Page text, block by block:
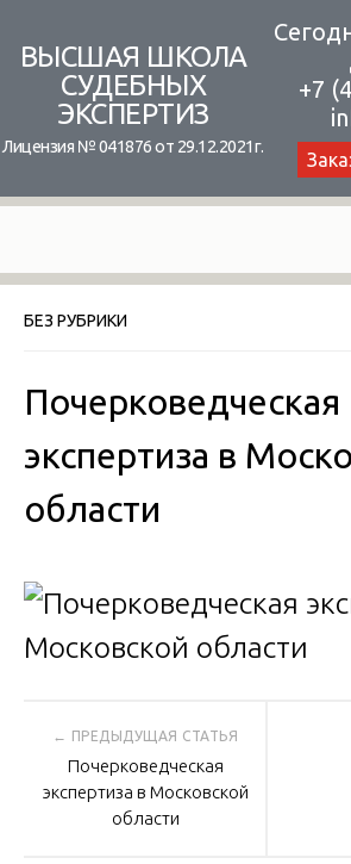
to
content
ВЫСШАЯ ШКОЛА
СУДЕБНЫХ
ЭКСПЕРТИЗ
Лицензия № 041876 от 29.12.2021г.
+7
БЕЗ РУБРИКИ
Почерковедческая
экспертиза в
области
Навигация
по
Почерковедческая
экспертиза в Московской
области